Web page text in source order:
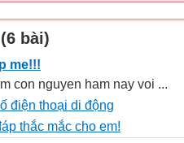
(6 bài)
me!!!
con nguyen ham nay voi ...
điện thoại di động
thắc mắc cho em!